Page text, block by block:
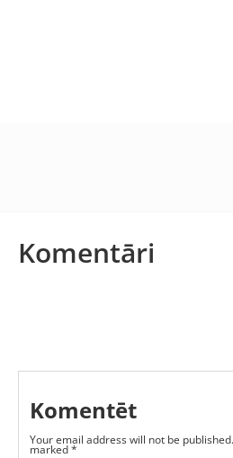
Komentāri
Komentēt
Your email address will not be published.
marked*